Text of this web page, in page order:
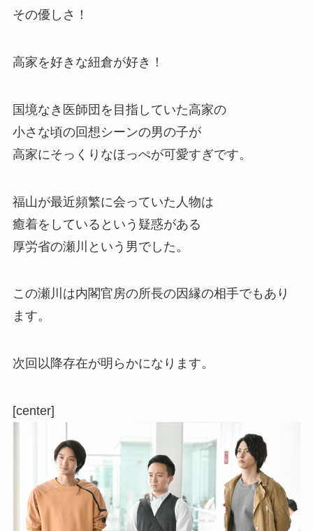
その優しさ！
高家を好きな紐倉が好き！
国境なき医師団を目指していた高家の
小さな頃の回想シーンの男の子が
高家にそっくりなほっぺが可愛すぎです。
福山が最近頻繁に会っていた人物は
癒着をしているという疑惑がある
厚労省の瀬川という男でした。
この瀬川は内閣官房の所長の因縁の相手でもあり
ます。
次回以降存在が明らかになります。
[center]